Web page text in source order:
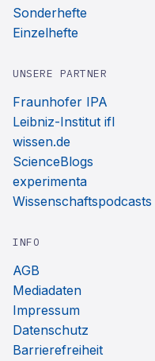
Sonderhefte
Einzelhefte
UNSERE PARTNER
Fraunhofer IPA
Leibniz-Institut ifl
wissen.de
ScienceBlogs
experimenta
Wissenschaftspodcasts
INFO
AGB
Mediadaten
Impressum
Datenschutz
Barrierefreiheit